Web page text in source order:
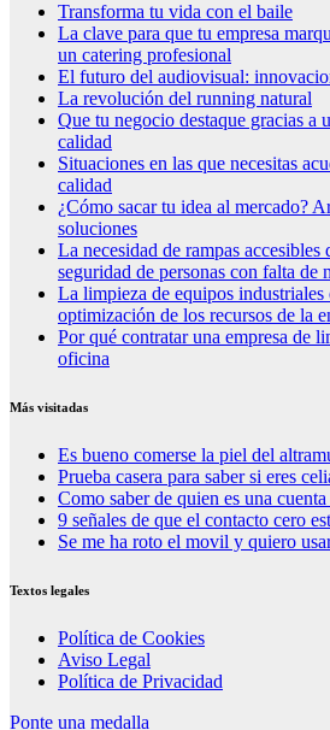
Transforma tu vida con el baile
La clave para que tu empresa marque la diferencia, contrata
un catering profesional
El futuro del audiovisual:
La revolución del running natural
Que tu negocio destaque gracias a un trabajo de rotulación de
calidad
Situaciones en las que necesitas acudir a un osteópata de
calidad
¿Cómo sacar tu idea al mercado? Art Aurea Studio tiene las
soluciones
La necesidad de rampas accesibles de calidad para la
seguridad de personas con falta de
La limpieza de equipos industriales como factor clave en la
optimización de los recursos de la
Por qué contratar una empresa de limpieza profesional para la
oficina
Más visitadas
Es bueno comerse la piel del
Prueba casera para saber si eres
Como saber de quien es una
9 señales de que el contacto cero
Se me ha roto el movil y quiero
Textos legales
Política de Cookies
Aviso Legal
Política de Privacidad
Ponte una medalla